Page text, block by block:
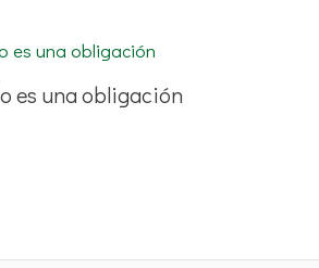
es una obligación